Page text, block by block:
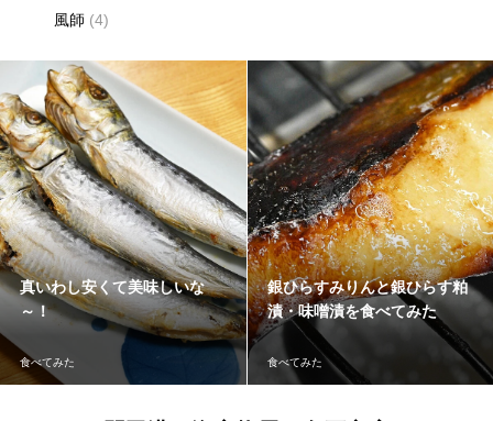
風師 (4)
真いわし安くて美味しいな
～！
食べてみた
銀ひらすみりんと銀ひらす粕
漬・味噌漬を食べてみた
食べてみた